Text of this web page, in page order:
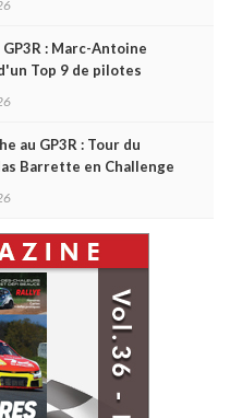
GP3R : Marc-Antoine
Top 9 de pilotes
au GP3R : Tour du
Barrette en Challenge